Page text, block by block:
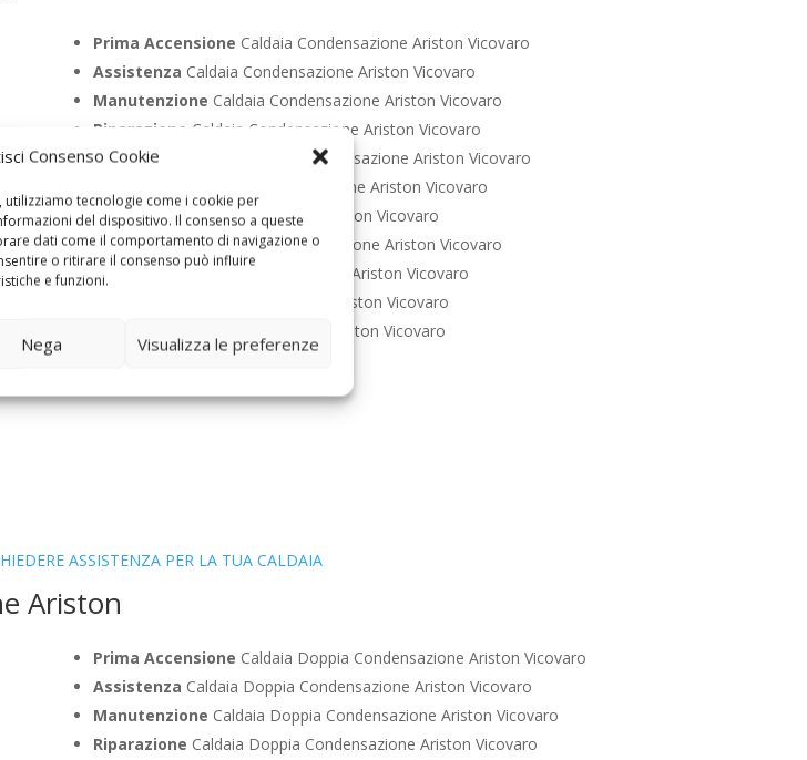
Consenso Cookie
tecnologie come i cookie per
del dispositivo. Il consenso a queste
dati come il comportamento di navigazione o
o ritirare il consenso può influire
e funzioni.
Nega Visualizza le preferenze
Prima Accensione Caldaia Condensazione Ariston Vicovaro
Assistenza Caldaia Condensazione Ariston Vicovaro
Manutenzione Caldaia Condensazione Ariston Vicovaro
Riparazione Caldaia Condensazione Ariston Vicovaro
Pronto Intervento
Caldaia Condensazione Ariston Vicovaro
Caldaia Condensazione Ariston Vicovaro
PuliziaCaldaia Condensazione Ariston Vicovaro
Controllo FumiCaldaia Condensazione Ariston Vicovaro
Bollino BluCaldaia Condensazione Ariston Vicovaro
Caldaia Condensazione Ariston Vicovaro
Caldaia Condensazione Ariston Vicovaro
ASSISTENZA PER LA TUA CALDAIA
Ariston
Prima Accensione Caldaia Doppia Condensazione Ariston Vicovaro
Assistenza Caldaia Doppia Condensazione Ariston Vicovaro
Manutenzione Caldaia Doppia Condensazione Ariston Vicovaro
Riparazione Caldaia Doppia Condensazione Ariston Vicovaro